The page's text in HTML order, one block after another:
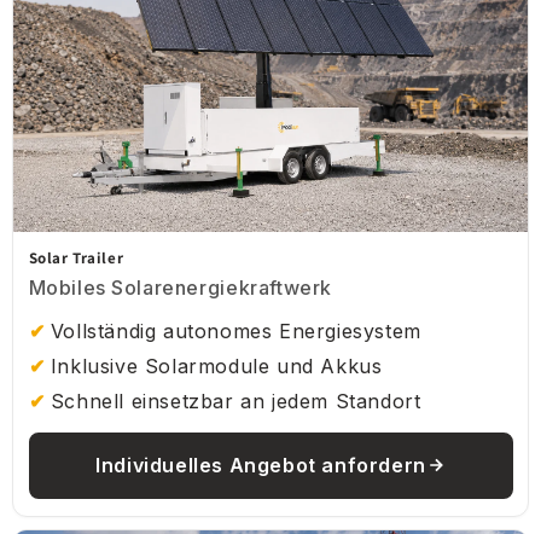
Solar Trailer
Mobiles Solarenergiekraftwerk
Vollständig autonomes Energiesystem
Inklusive Solarmodule und Akkus
Schnell einsetzbar an jedem Standort
Individuelles Angebot anfordern